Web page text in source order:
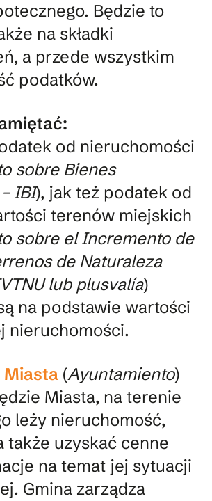
Będzie to
na składki
a przede wszystkim
podatków.
od nieruchomości
sobre Bienes
IBI), jak też podatek od
terenów miejskich
sobre el Incremento de
de Naturaleza
lub plusvalía)
na podstawie wartości
nieruchomości.
Miasta(Ayuntamiento)
Miasta, na terenie
leży nieruchomość,
także uzyskać cenne
na temat jej sytuacji
Gmina zarządza